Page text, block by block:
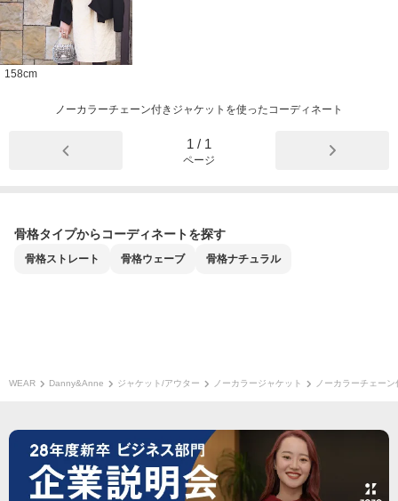
158cm
ノーカラーチェーン付きジャケットを使ったコーディネート
1 / 1
ページ
骨格タイプからコーディネートを探す
骨格ストレート 骨格ウェーブ 骨格ナチュラル
WEAR Danny&Anne ジャケット/アウター ノーカラージャケット ノーカラーチェー